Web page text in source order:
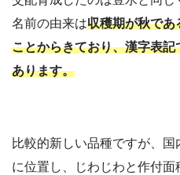
名前の由来は収穫期が秋であ
ことからきており、漢字表
あります。
比較的新しい品種ですが、
に位置し、じわじわと作付